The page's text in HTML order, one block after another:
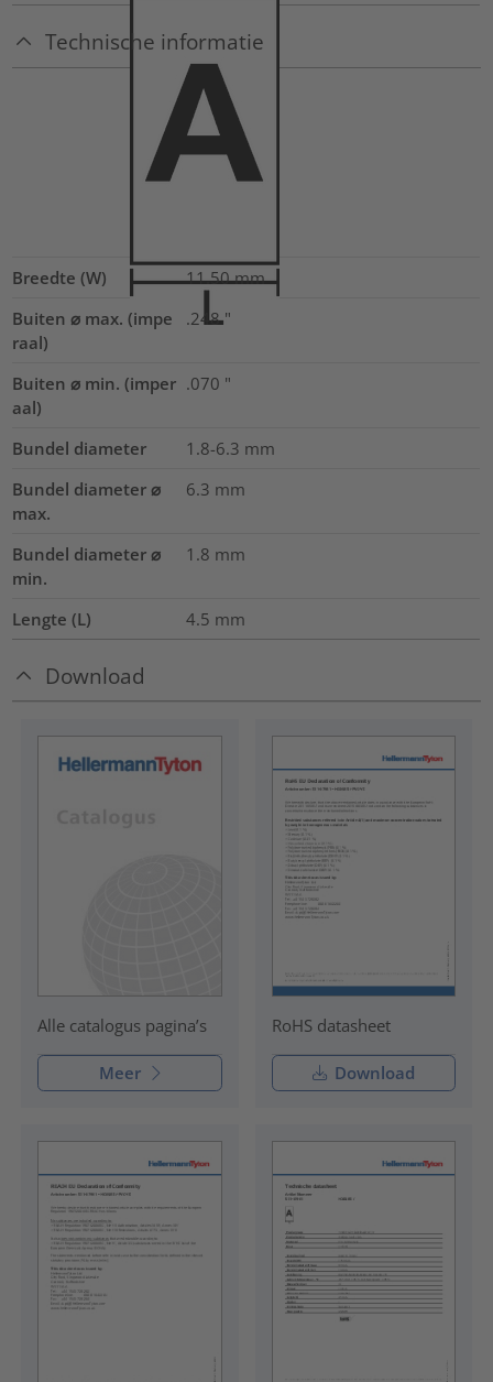
Technische informatie
Breedte (W) 11.50 mm
Buiten ⌀ max. (impe
raal)
.248 "
Buiten ⌀ min. (imper
aal)
.070 "
Bundel diameter 1.8-6.3 mm
Bundel diameter ⌀
max.
6.3 mm
Bundel diameter ⌀
min.
1.8 mm
Lengte (L) 4.5 mm
Download
Alle catalogus pagina’s
Meer
RoHS datasheet
Download